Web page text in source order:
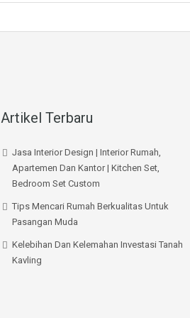
Artikel Terbaru
Jasa Interior Design | Interior Rumah,
Apartemen Dan Kantor | Kitchen Set,
Bedroom Set Custom
Tips Mencari Rumah Berkualitas Untuk
Pasangan Muda
Kelebihan Dan Kelemahan Investasi Tanah
Kavling